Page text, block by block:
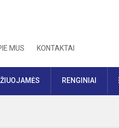
MUS KONTAKTAI
RENGINIAI